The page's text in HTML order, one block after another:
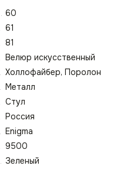
60
61
81
Велюр искусственный
Холлофайбер, Поролон
Металл
Стул
Россия
Enigma
9500
Зеленый